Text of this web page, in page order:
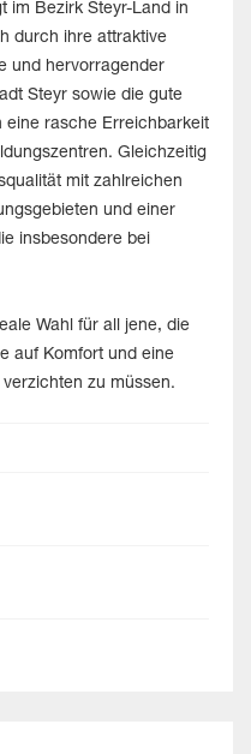
im Bezirk Steyr-Land in
durch ihre attraktive
und hervorragender
Steyr sowie die gute
eine rasche Erreichbarkeit
Gleichzeitig
mit zahlreichen
und einer
insbesondere bei
Wahl für all jene, die
auf Komfort und eine
zu müssen.